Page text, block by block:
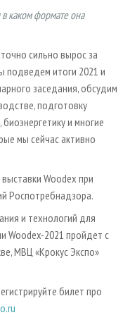
каком формате она
сильно вырос за
подведем итоги 2021 и
заседания, обсудим
подготовку
и многие
мы сейчас активно
Woodex при
Роспотребнадзора.
и технологий для
Woodex-2021 пройдет с
МВЦ «Крокус Экспо»
билет про